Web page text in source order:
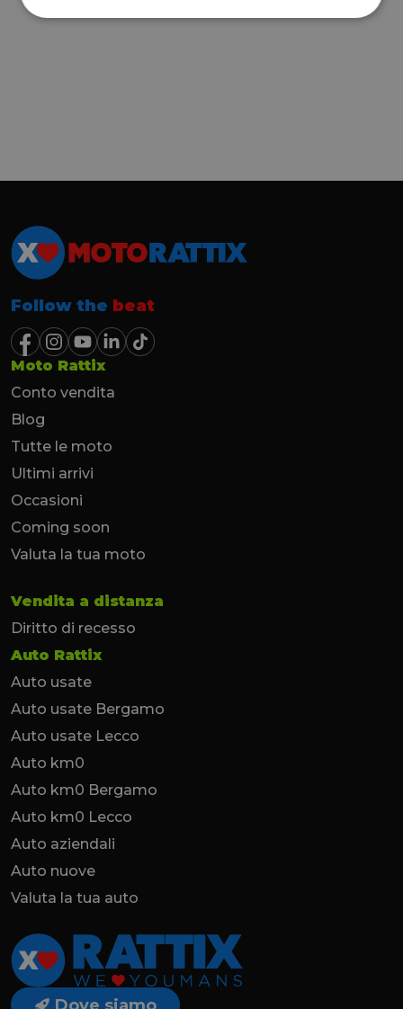
Follow the beat
Moto Rattix
Conto vendita
Blog
Tutte le moto
Ultimi arrivi
Occasioni
Coming soon
Valuta la tua moto
Vendita a distanza
Diritto di recesso
Auto Rattix
Auto usate
Auto usate Bergamo
Auto usate Lecco
Auto km0
Auto km0 Bergamo
Auto km0 Lecco
Auto aziendali
Auto nuove
Valuta la tua auto